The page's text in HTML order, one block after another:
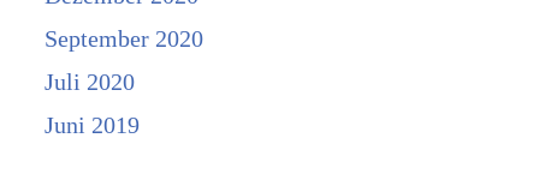
September 2020
Juli 2020
Juni 2019